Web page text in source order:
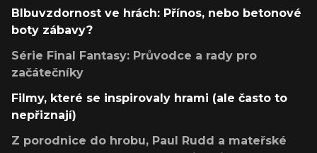
Blbuvzdornost ve hrách: Přínos, nebo betonové
boty zábavy?
Série Final Fantasy: Průvodce a rady pro
začátečníky
Filmy, které se inspirovaly hrami (ale často to
nepřiznají)
Z porodnice do hrobu, Paul Rudd a mateřské